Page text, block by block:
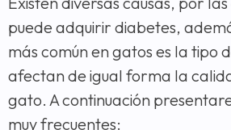
puede adquirir diabetes,
más común en gatos es la tipo
afectan de igual forma la
gato. A continuación
muy frecuentes: